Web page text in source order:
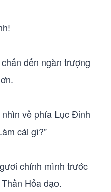
đến ngàn trượng
về phía Lục Đinh
cái gì?”
chính mình trước
Hỏa đạo.